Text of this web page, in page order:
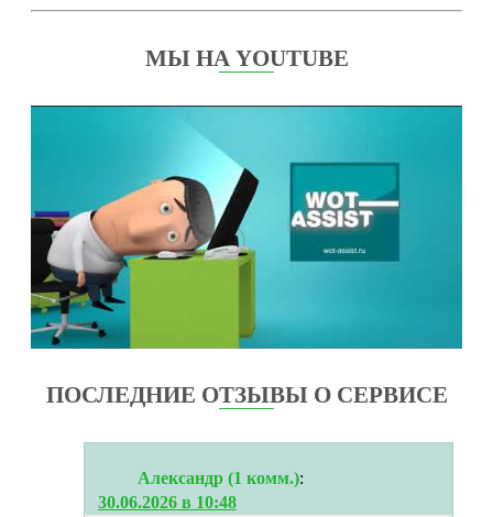
МЫ НА YOUTUBE
ПОСЛЕДНИЕ ОТЗЫВЫ О СЕРВИСЕ
Александр (1 комм.):
30.06.2026 в 10:48